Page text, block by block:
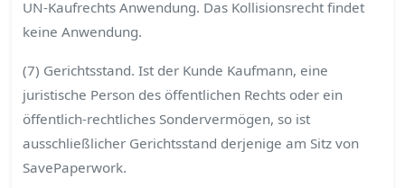
UN-Kaufrechts Anwendung. Das Kollisionsrecht findet
keine Anwendung.
(7) Gerichtsstand. Ist der Kunde Kaufmann, eine
juristische Person des öffentlichen Rechts oder ein
öffentlich-rechtliches Sondervermögen, so ist
ausschließlicher Gerichtsstand derjenige am Sitz von
SavePaperwork.